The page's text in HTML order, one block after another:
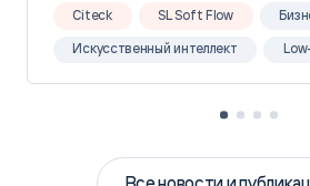
Citeck SL Soft Flow
Искусственный интеллект